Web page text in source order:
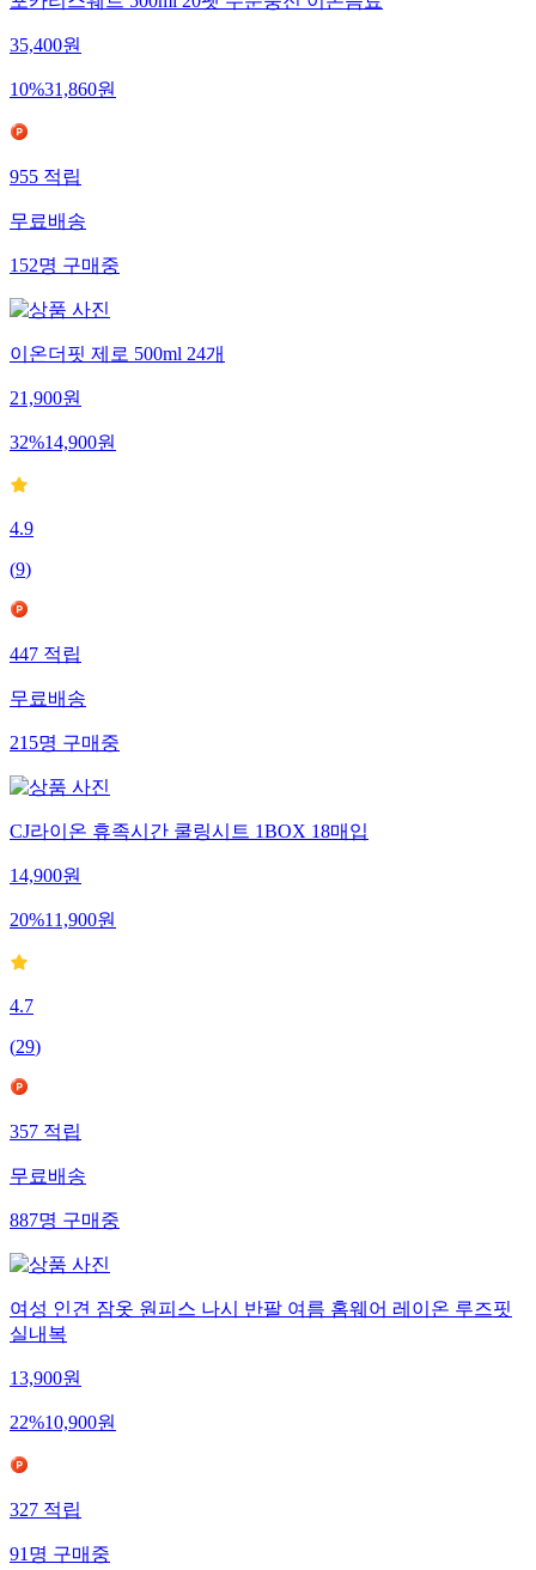
35,400원
10%31,860원
955 적립
무료배송
152명 구매중
이온더핏 제로 500ml 24개
21,900원
32%14,900원
4.9
(9)
447 적립
무료배송
215명 구매중
CJ라이온 휴족시간 쿨링시트 1BOX 18매입
14,900원
20%11,900원
4.7
(29)
357 적립
무료배송
887명 구매중
여성 인견 잠옷 원피스 나시 반팔 여름 홈웨어 레이온 루즈핏
실내복
13,900원
22%10,900원
327 적립
91 명 구매중